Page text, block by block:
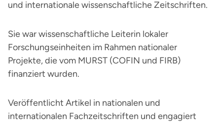
und internationale wissenschaftliche Zeitschriften.
Sie war wissenschaftliche Leiterin lokaler
Forschungseinheiten im Rahmen nationaler
Projekte, die vom MURST (COFIN und FIRB)
finanziert wurden.
Veröffentlicht Artikel in nationalen und
internationalen Fachzeitschriften und engagiert